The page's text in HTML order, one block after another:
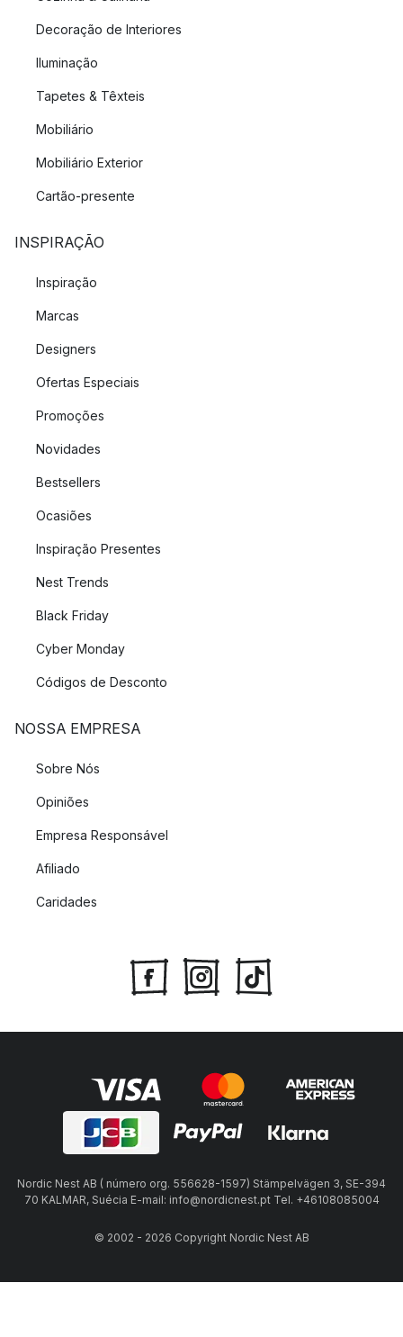
Decoração de Interiores
Iluminação
Tapetes & Têxteis
Mobiliário
Mobiliário Exterior
Cartão-presente
INSPIRAÇÃO
Inspiração
Marcas
Designers
Ofertas Especiais
Promoções
Novidades
Bestsellers
Ocasiões
Inspiração Presentes
Nest Trends
Black Friday
Cyber Monday
Códigos de Desconto
NOSSA EMPRESA
Sobre Nós
Opiniões
Empresa Responsável
Afiliado
Caridades
Nordic Nest AB ( número org. 556628-1597) Stämpelvägen 3, SE-394
70 KALMAR, Suécia E-mail: info@nordicnest.pt Tel. +46108085004
© 2002 - 2026 Copyright Nordic Nest AB